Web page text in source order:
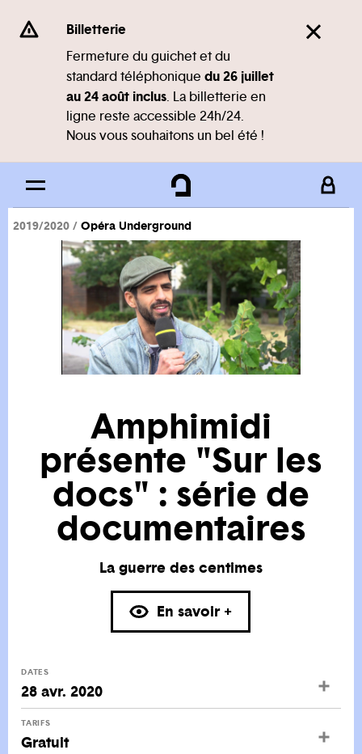
Se rendre au
Contenu principal
Pied de page
Billetterie
Fermeture du guichet et du
standard téléphonique du 26 juillet
au 24 août inclus. La billetterie en
ligne reste accessible 24h/24.
Nous vous souhaitons un bel été !
2019/2020 Opéra Underground
Amphimidi
présente "Sur les
docs" : série de
documentaires
La guerre des centimes
En savoir +
DATES
28 avr. 2020
TARIFS
Gratuit